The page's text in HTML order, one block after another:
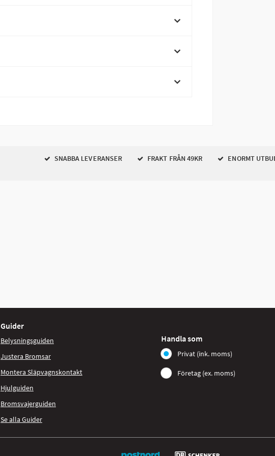
SNABBA LEVERANSER FRAKT FRÅN 49KR ENORMT
Guider
Belysningsguiden
Justera Bromsar
Montera Släpvagnskontakt
Hjulguiden
Bromsvajerguiden
Se alla Guider
Handla som
Privat (ink. moms)
Företag (ex. moms)